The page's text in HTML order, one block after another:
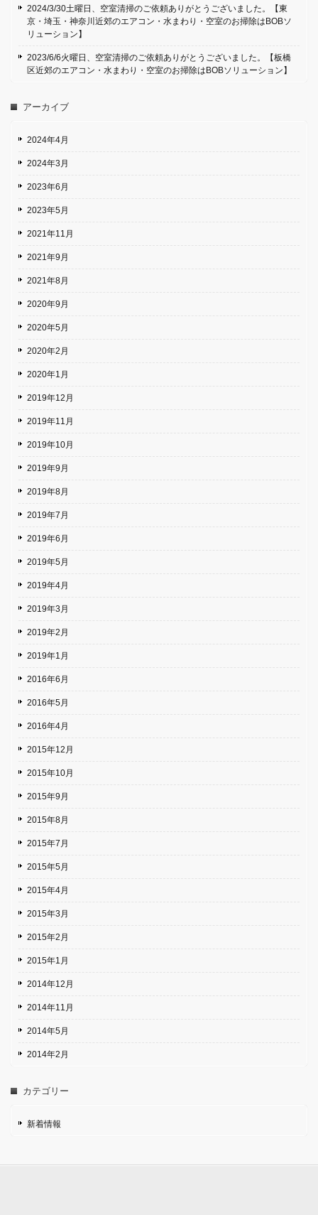
2024/3/30土曜日、空室清掃のご依頼ありがとうございました。【東
京・埼玉・神奈川近郊のエアコン・水まわり・空室のお掃除はBOBソ
リューション】
2023/6/6火曜日、空室清掃のご依頼ありがとうございました。【板橋
区近郊のエアコン・水まわり・空室のお掃除はBOBソリューション】
アーカイブ
2024年4月
2024年3月
2023年6月
2023年5月
2021年11月
2021年9月
2021年8月
2020年9月
2020年5月
2020年2月
2020年1月
2019年12月
2019年11月
2019年10月
2019年9月
2019年8月
2019年7月
2019年6月
2019年5月
2019年4月
2019年3月
2019年2月
2019年1月
2016年6月
2016年5月
2016年4月
2015年12月
2015年10月
2015年9月
2015年8月
2015年7月
2015年5月
2015年4月
2015年3月
2015年2月
2015年1月
2014年12月
2014年11月
2014年5月
2014年2月
カテゴリー
新着情報